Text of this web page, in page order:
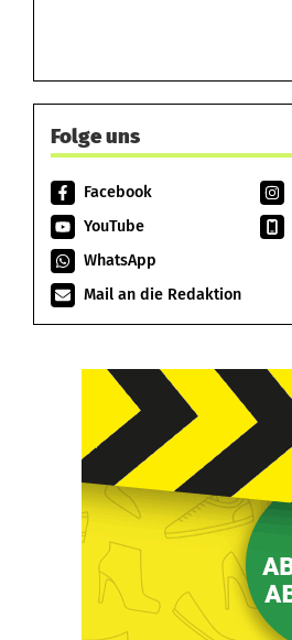
Folge uns
Facebook
YouTube
WhatsApp
Mail an die Redaktion